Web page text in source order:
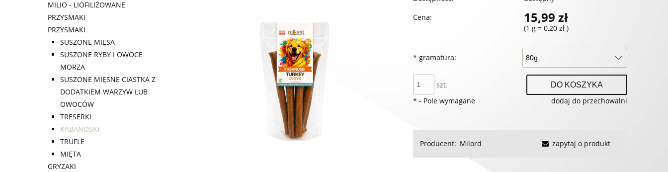
MILIO - LIOFILIZOWANE
PRZYSMAKI
PRZYSMAKI
SUSZONE MIĘSA
SUSZONE RYBY I OWOCE
MORZA
SUSZONE MIĘSNE CIASTKA Z
DODATKIEM WARZYW LUB
OWOCÓW
TRESERKI
KABANOSKI
TRUFLE
MIĘTA
GRYZAKI
Cena:
15,99 zł
(1 g= 0,20 zł)
* gramatura:
szt. DO KOSZYKA
dodaj do przechowalni
* - Pole wymagane
Producent: Milord zapytaj o produkt